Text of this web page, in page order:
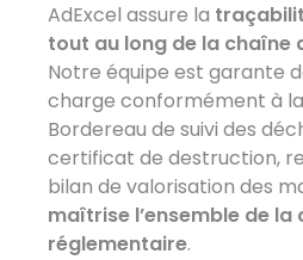
AdExcel assure la
tout au long de la chaîne
Notre équipe est garante
charge conformément à
Bordereau de suivi des
certificat de destruction,
bilan de valorisation des
maîtrise l’ensemble de
réglementaire.